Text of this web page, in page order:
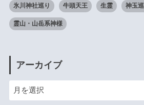
氷川神社巡り 牛頭天王 生霊 神玉
霊山・山岳系神様
アーカイブ